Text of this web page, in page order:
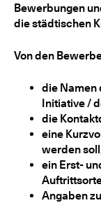
Bewerbungen
die städtischen
Von den
die Namen
Initiative /
die
eine
werden
ein Erst-
Angaben